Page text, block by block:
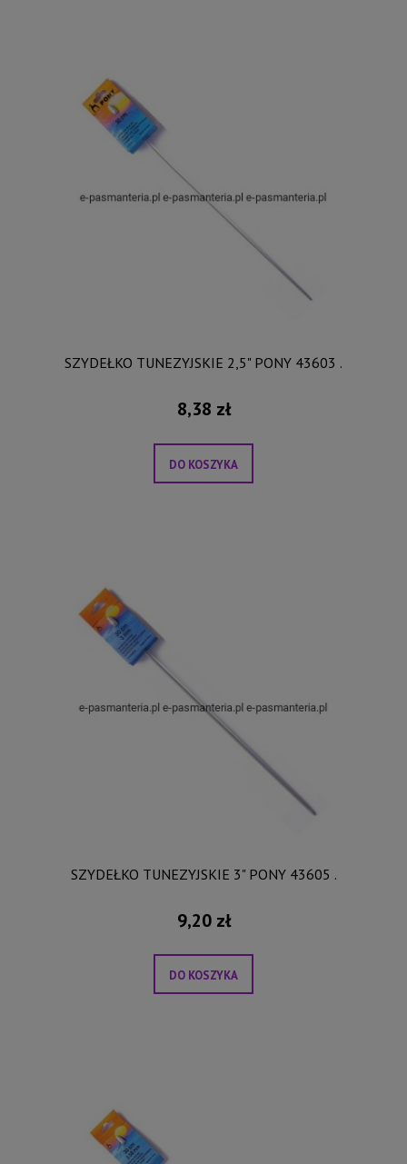
SZYDEŁKO TUNEZYJSKIE 2,5" PONY 43603 .
8,38 zł
DO KOSZYKA
SZYDEŁKO TUNEZYJSKIE 3" PONY 43605 .
9,20 zł
DO KOSZYKA